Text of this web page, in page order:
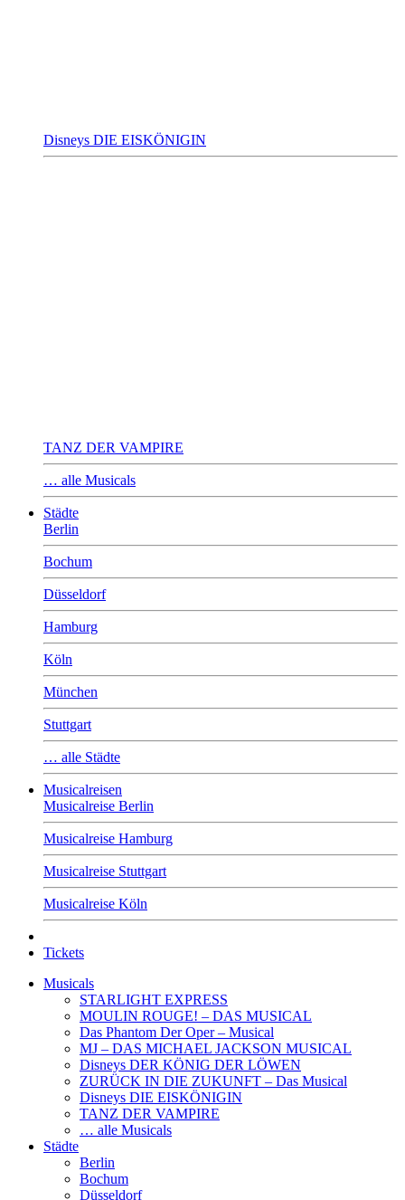
Disneys DIE EISKÖNIGIN
TANZ DER VAMPIRE
… alle Musicals
Städte
Berlin
Bochum
Düsseldorf
Hamburg
Köln
München
Stuttgart
… alle Städte
Musicalreisen
Musicalreise Berlin
Musicalreise Hamburg
Musicalreise Stuttgart
Musicalreise Köln
Tickets
Musicals
STARLIGHT EXPRESS
MOULIN ROUGE! – DAS MUSICAL
Das Phantom Der Oper – Musical
MJ – DAS MICHAEL JACKSON MUSICAL
Disneys DER KÖNIG DER LÖWEN
ZURÜCK IN DIE ZUKUNFT – Das Musical
Disneys DIE EISKÖNIGIN
TANZ DER VAMPIRE
… alle Musicals
Städte
Berlin
Bochum
Düsseldorf